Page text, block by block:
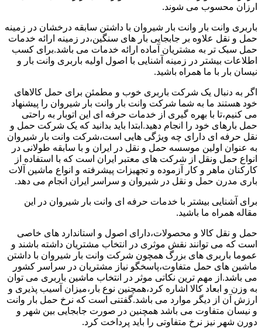
ارزان محسوب می شوند.
باربری وانت بار وانت بار شیروان با داشتن سابقه درخشان در زمینه
حمل و نقل علاوه بر جابجایی بار های سنگین،در زمینه ارائه خدمات
حمل سبک تر به مشتریان آماده ارائه خدمات می باشد.برای کسب
اطلاعات بیشتر در زمینه آشنایی با اصول اولیه باربری وانت بار و
نیسان بار با ما همراه باشید.
اگر به دنبال یک شرکت باربری خوب و مطمئن برای حمل کالاهای
خود هستند ما به شما شرکت وانت بار وانت بار شیروان را پیشنهاد
می کنیم،تا با بهره گیری از خدمات حرفه ای این اتوبار به راحتی
حمل بارهای خود را انجام دهید.ابتدا باید بدانید که یک شرکت حمل و
نقل حرفه ای دارای چه ویژگی هایی است،شرکت وانت بار شیروان
به عنوان اولین موسسه حمل و نقل در ایران و با سابقه طولانی در
انواع حمل ونقل از شرکت های معتبر ایران است که با استفاده از
کارکنان ماهر و کار آزموده و تجهیزات پیشرفته و انواع ماشین آلات
باری مدرن حمل و نقل در شیروان و سراسر ایران انجام می دهد.
برای آشنایی بیشتر با خدمات حرفه ای وانت بار شیروان در این
مقاله همراه ما باشید.
حمل و نقل کالا و محصولات،دارای اصول و استاندارد های خاصی
است که می توانند نقش موثری در انتخاب مشتریان داشته باشند و
عموما باربری های بزرگ همچون شرکت وانت بار شیروان با داشتن
ماشین های حمل متفاوت،پاسخگو نیاز مشتریان در سراسر کشور
می باشد.از مهم ترین نکاتی موثر در انتخاب ماشین باربری می توان
به وزن و ابعاد کالا اشاره کرد،همچنین نوع بار،میزان آسیب پذیری و
ارزش آن از دیگر موارد می باشد.گفتنی است که نرخ حمل بار وانت
و نیسان متفاوت می باشد همچنین در صورت جابجایی بین شهر و
دورن شهر نیز نرخ متفاوتی را باید پرداخت کرد.